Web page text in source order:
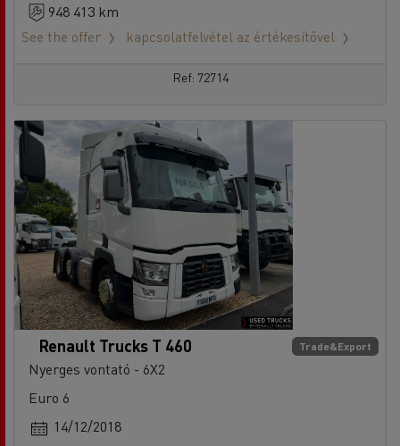
948 413 km
See the offer
kapcsolatfelvétel az értékesítővel
Ref: 72714
Trade&Export
Renault Trucks T 460
Nyerges vontató - 6X2
Euro 6
14/12/2018